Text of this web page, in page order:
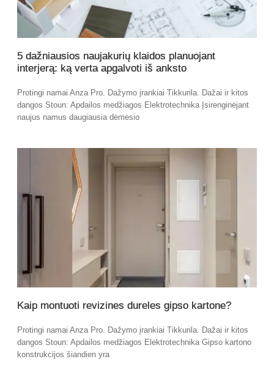
5 dažniausios naujakurių klaidos planuojant
interjerą: ką verta apgalvoti iš anksto
Protingi namai Anza Pro. Dažymo įrankiai Tikkurila. Dažai ir kitos
dangos Stoun: Apdailos medžiagos Elektrotechnika Įsirenginėjant
naujus namus daugiausia dėmesio
Kaip montuoti revizines dureles gipso kartone?
Protingi namai Anza Pro. Dažymo įrankiai Tikkurila. Dažai ir kitos
dangos Stoun: Apdailos medžiagos Elektrotechnika Gipso kartono
konstrukcijos šiandien yra